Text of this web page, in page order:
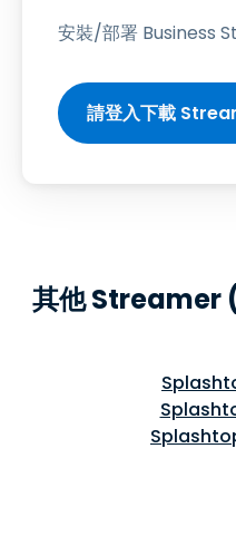
安裝/部署 Business
請登入下載
其他 Streamer